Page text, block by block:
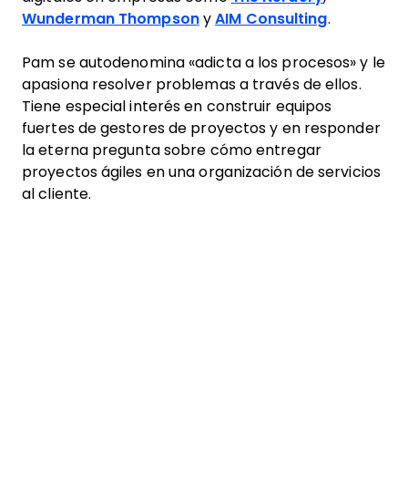
Wunderman Thompsony AIM Consulting.
Pam se autodenomina «adicta a los procesos» y le
apasiona resolver problemas a través de ellos.
Tiene especial interés en construir equipos
fuertes de gestores de proyectos y en responder
la eterna pregunta sobre cómo entregar
proyectos ágiles en una organización de servicios
al cliente.